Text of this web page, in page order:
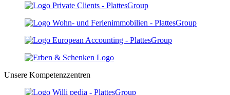
Unsere Kompetenzzentren